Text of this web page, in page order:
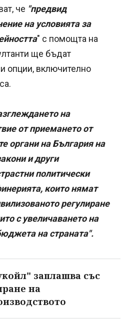
че "предвид
на условията за
" с помощта на
ще бъдат
опции, включително
на
от приемането от
органи на България на
и други
политически
които нямат
регулиране
с увеличаването на
на страната".
заплашва със
на